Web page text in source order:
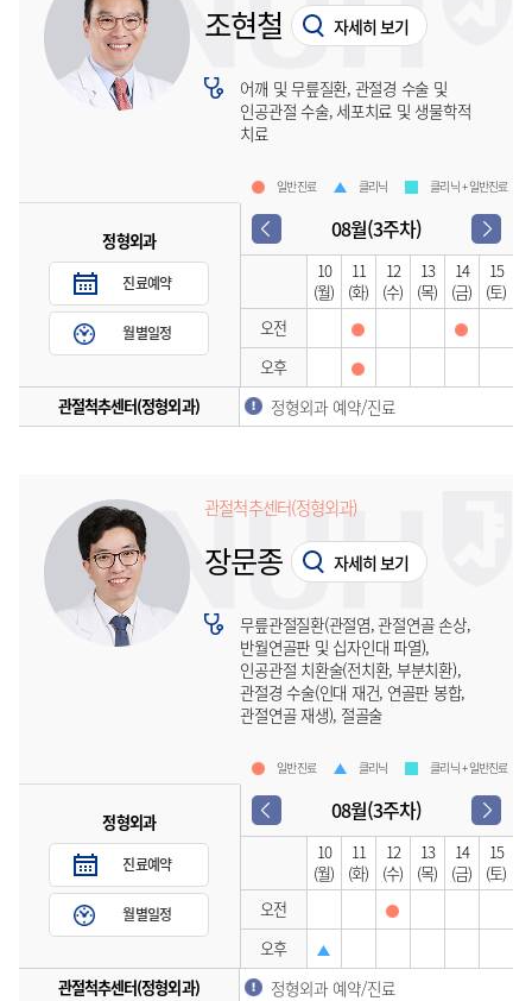
조현철 자세히 보기
어깨 및 무릎질환, 관절경 수술 및
인공관절 수술, 세포치료 및 생물학적
치료
일반진료 클리닉 클리닉 + 일반진료
정형외과
진료예약
월별일정
08월(3주차)
10
(월)
11
(화)
12
(수)
13
(목)
14
(금)
15
(토)
오전
오후
관절척추센터(정형외과)
정형외과 예약/진료
관절척추센터(정형외과)
장문종 자세히 보기
무릎관절질환(관절염, 관절연골 손상,
반월연골판 및 십자인대 파열),
인공관절 치환술(전치환, 부분치환),
관절경 수술(인대 재건, 연골판 봉합,
관절연골 재생), 절골술
일반진료 클리닉 클리닉 + 일반진료
정형외과
진료예약
월별일정
08월(3주차)
10
(월)
11
(화)
12
(수)
13
(목)
14
(금)
15
(토)
오전
오후
관절척추센터(정형외과)
정형외과 예약/진료